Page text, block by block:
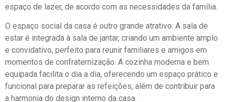
espaço de lazer, de acordo com as necessidades da família.
O espaço social da casa é outro grande atrativo. A sala de
estar é integrada à sala de jantar, criando um ambiente amplo
e convidativo, perfeito para reunir familiares e amigos em
momentos de confraternização. A cozinha moderna e bem
equipada facilita o dia a dia, oferecendo um espaço prático e
funcional para preparar as refeições, além de contribuir para
a harmonia do design interno da casa.